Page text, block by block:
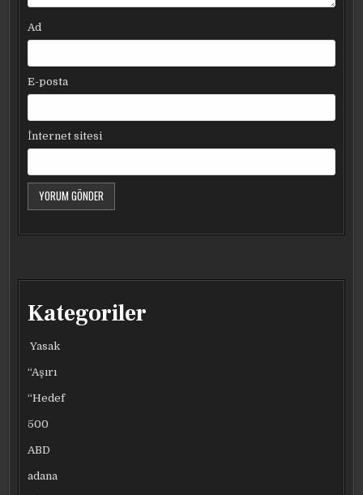
Ad
E-posta
İnternet sitesi
Kategoriler
Yasak
“Aşırı
“Hedef
500
ABD
adana